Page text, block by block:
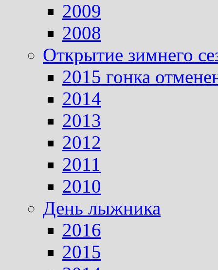
2009
2008
Открытие зимнего
2015 гонка
2014
2013
2012
2011
2010
День лыжника
2016
2015